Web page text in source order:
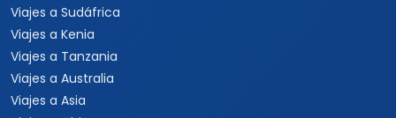
Viajes a Sudáfrica
Viajes a Kenia
Viajes a Tanzania
Viajes a Australia
Viajes a Asia